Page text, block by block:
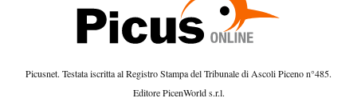
Picusnet. Testata iscritta al Registro Stampa del Tribunale di Ascoli Piceno n°485.
Editore PicenWorld s.r.l.